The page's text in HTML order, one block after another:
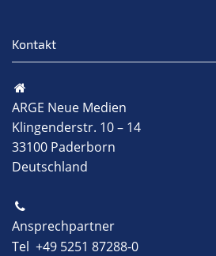
Kontakt
ARGE Neue Medien
Klingenderstr. 10 – 14
33100 Paderborn
Deutschland
Ansprechpartner
Tel +49 5251 87288-0